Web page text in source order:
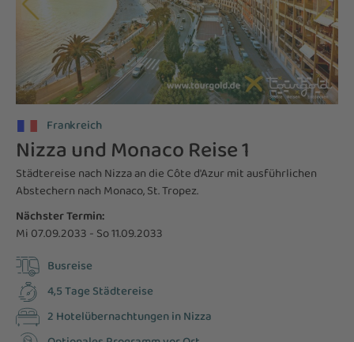
Frankreich
Nizza und Monaco Reise 1
Städtereise nach Nizza an die Côte d'Azur mit ausführlichen
Abstechern nach Monaco, St. Tropez.
Nächster Termin:
Mi 07.09.2033 - So 11.09.2033
Busreise
4,5 Tage Städtereise
2 Hotelübernachtungen in Nizza